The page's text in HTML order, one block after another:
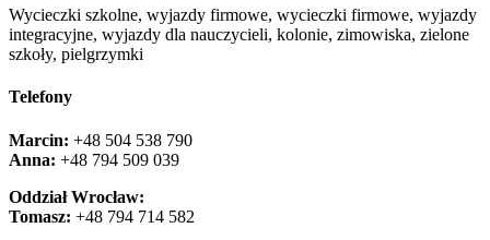
Wycieczki szkolne, wyjazdy firmowe, wycieczki firmowe, wyjazdy
integracyjne, wyjazdy dla nauczycieli, kolonie, zimowiska, zielone
szkoły, pielgrzymki
Telefony
Marcin: +48 504 538 790
Anna: +48 ‭794 509 039‬
Oddział Wrocław:
Tomasz: +48 794 714 582